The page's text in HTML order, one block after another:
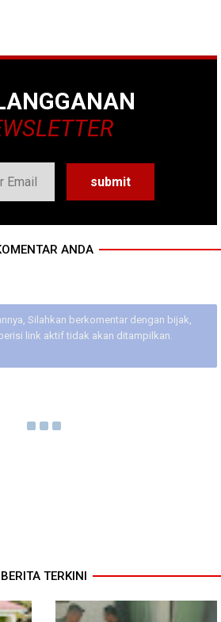
ANDA
Silahkan berkomentar dengan bijak,
link aktif tidak akan ditampilkan.
BERITA TERKINI